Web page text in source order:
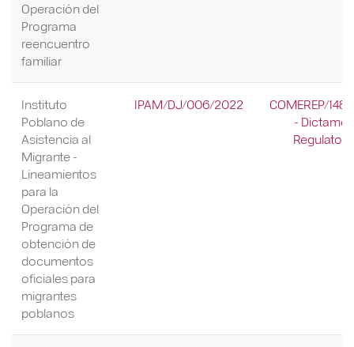
Operación del
Programa
reencuentro
familiar
Instituto
Poblano de
Asistencia al
Migrante -
Lineamientos
para la
Operación del
Programa de
obtención de
documentos
oficiales para
migrantes
poblanos
IPAM/DJ/006/2022
COMEREP/
- Dictamen